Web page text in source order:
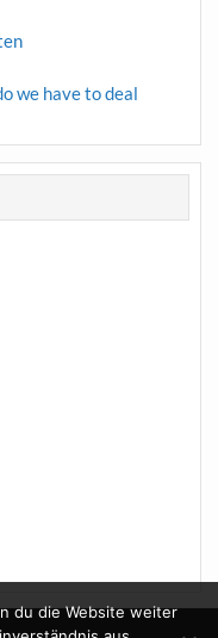
we have to deal
du die Website weiter